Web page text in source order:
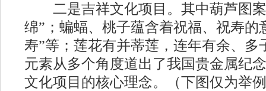
二是吉祥文化项目。其中葫芦图案
绵”；蝙蝠、桃子蕴含着祝福、祝寿的
寿”等；莲花有并蒂莲，连年有余、多
元素从多个角度道出了我国贵金属纪
文化项目的核心理念。（下图仅为举